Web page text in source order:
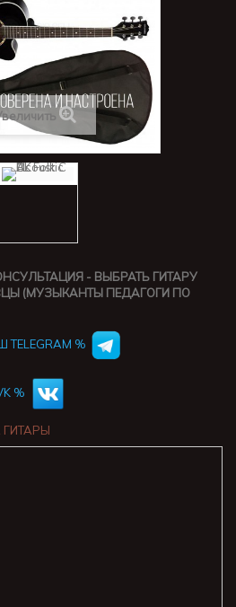
- ВЫБРАТЬ ГИТАРУ
(МУЗЫКАНТЫ ПЕДАГОГИ ПО
%
%